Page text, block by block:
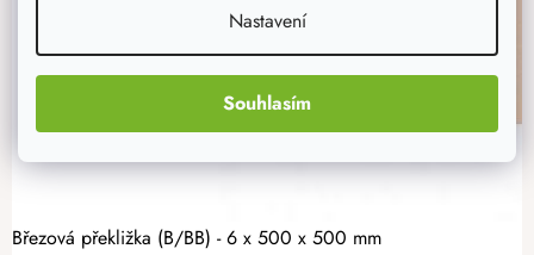
Nastavení
Souhlasím
Březová překližka (B/BB) - 6 x 500 x 500 mm